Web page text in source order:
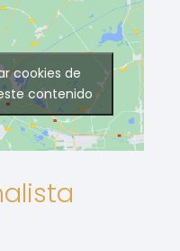
cookies de
contenido